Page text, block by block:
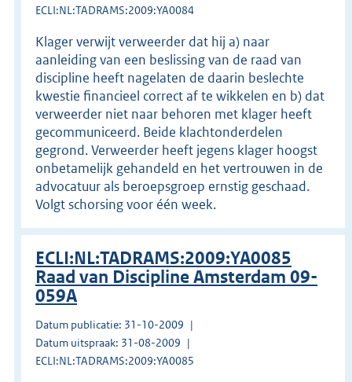
ECLI:NL:TADRAMS:2009:YA0084
Klager verwijt verweerder dat hij a) naar
aanleiding van een beslissing van de raad van
discipline heeft nagelaten de daarin beslechte
kwestie financieel correct af te wikkelen en b) dat
verweerder niet naar behoren met klager heeft
gecommuniceerd. Beide klachtonderdelen
gegrond. Verweerder heeft jegens klager hoogst
onbetamelijk gehandeld en het vertrouwen in de
advocatuur als beroepsgroep ernstig geschaad.
Volgt schorsing voor één week.
ECLI:NL:TADRAMS:2009:YA0085
Raad van Discipline Amsterdam 09-
059A
Datum publicatie: 31-10-2009
Datum uitspraak: 31-08-2009
ECLI:NL:TADRAMS:2009:YA0085